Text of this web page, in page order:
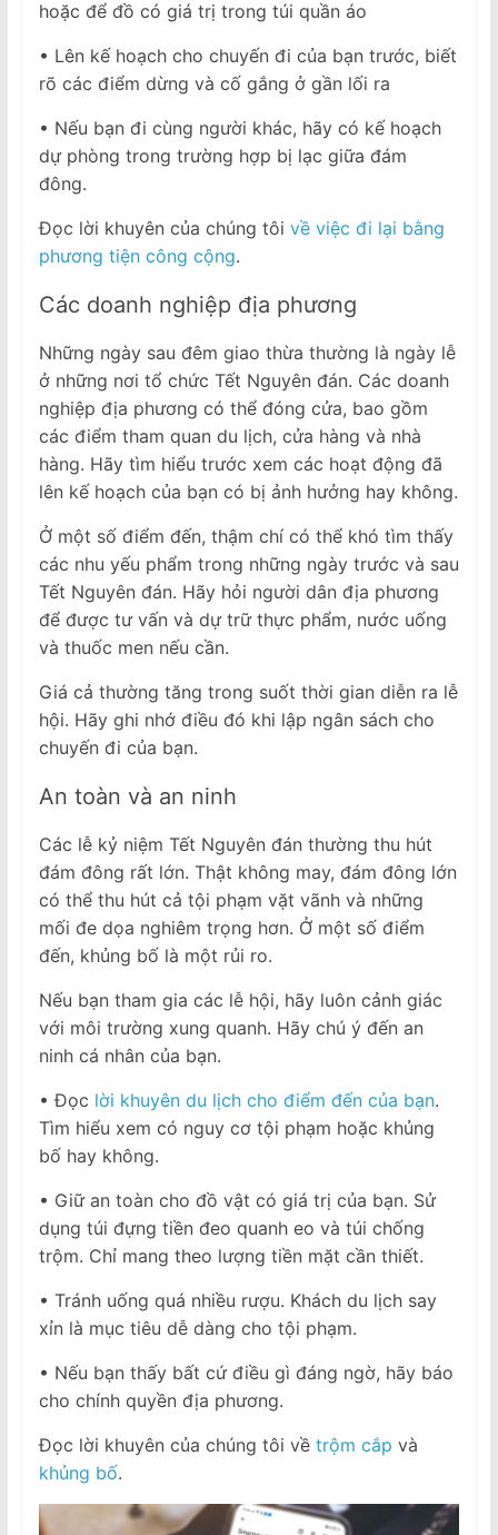
hoặc để đồ có giá trị trong túi quần áo
• Lên kế hoạch cho chuyến đi của bạn trước, biết
rõ các điểm dừng và cố gắng ở gần lối ra
• Nếu bạn đi cùng người khác, hãy có kế hoạch
dự phòng trong trường hợp bị lạc giữa đám
đông.
Đọc lời khuyên của chúng tôi về việc đi lại bằng
phương tiện công cộng.
Các doanh nghiệp địa phương
Những ngày sau đêm giao thừa thường là ngày lễ
ở những nơi tổ chức Tết Nguyên đán. Các doanh
nghiệp địa phương có thể đóng cửa, bao gồm
các điểm tham quan du lịch, cửa hàng và nhà
hàng. Hãy tìm hiểu trước xem các hoạt động đã
lên kế hoạch của bạn có bị ảnh hưởng hay không.
Ở một số điểm đến, thậm chí có thể khó tìm thấy
các nhu yếu phẩm trong những ngày trước và sau
Tết Nguyên đán. Hãy hỏi người dân địa phương
để được tư vấn và dự trữ thực phẩm, nước uống
và thuốc men nếu cần.
Giá cả thường tăng trong suốt thời gian diễn ra lễ
hội. Hãy ghi nhớ điều đó khi lập ngân sách cho
chuyến đi của bạn.
An toàn và an ninh
Các lễ kỷ niệm Tết Nguyên đán thường thu hút
đám đông rất lớn. Thật không may, đám đông lớn
có thể thu hút cả tội phạm vặt vãnh và những
mối đe dọa nghiêm trọng hơn. Ở một số điểm
đến, khủng bố là một rủi ro.
Nếu bạn tham gia các lễ hội, hãy luôn cảnh giác
với môi trường xung quanh. Hãy chú ý đến an
ninh cá nhân của bạn.
• Đọc lời khuyên du lịch cho điểm đến của bạn.
Tìm hiểu xem có nguy cơ tội phạm hoặc khủng
bố hay không.
• Giữ an toàn cho đồ vật có giá trị của bạn. Sử
dụng túi đựng tiền đeo quanh eo và túi chống
trộm. Chỉ mang theo lượng tiền mặt cần thiết.
• Tránh uống quá nhiều rượu. Khách du lịch say
xỉn là mục tiêu dễ dàng cho tội phạm.
• Nếu bạn thấy bất cứ điều gì đáng ngờ, hãy báo
cho chính quyền địa phương.
Đọc lời khuyên của chúng tôi về trộm cắp và
khủng bố.